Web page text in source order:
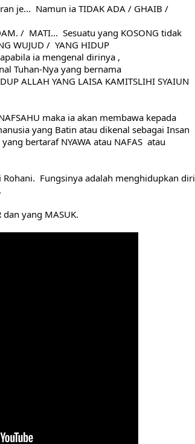
je...  Namun ia TIDAK ADA / GHAIB /
/  MATI...  Sesuatu yang KOSONG tidak
WUJUD /  YANG HIDUP
ia mengenal dirinya ,
Tuhan-Nya yang bernama
ALLAH YANG LAISA KAMITSLIHI SYAIUN
maka ia akan membawa kepada
yang Batin atau dikenal sebagai Insan
bertaraf NYAWA atau NAFAS  atau
Fungsinya adalah menghidupkan diri
dan yang MASUK.